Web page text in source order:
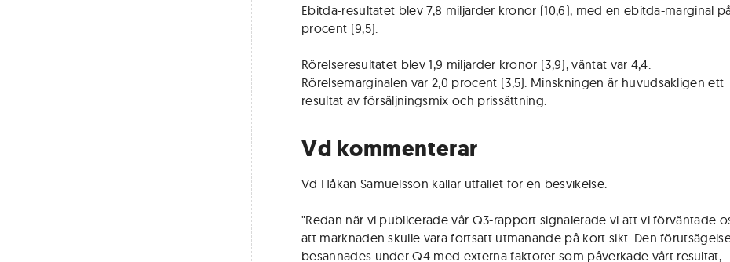
Ebitda-resultatet blev 7,8 miljarder kronor (10,6), med en ebitda-marginal
procent (9,5).
Rörelseresultatet blev 1,9 miljarder kronor (3,9), väntat var 4,4.
Rörelsemarginalen var 2,0 procent (3,5). Minskningen är huvudsakligen ett
resultat av försäljningsmix och prissättning.
Vd kommenterar
Vd Håkan Samuelsson kallar utfallet för en besvikelse.
"Redan när vi publicerade vår Q3-rapport signalerade vi att vi förväntade
att marknaden skulle vara fortsatt utmanande på kort sikt. Den
besannades under Q4 med externa faktorer som påverkade vårt resultat,